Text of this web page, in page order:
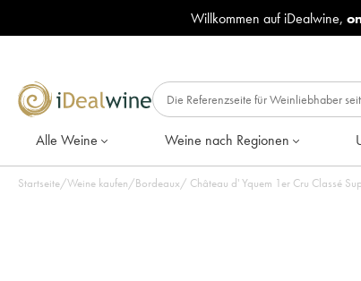
Willkommen auf iDealwine,
Alle Weine Weine nach Regionen
Startseite/Weine kaufen/Bordeaux/ Château d' Yquem 1er Cru Classé